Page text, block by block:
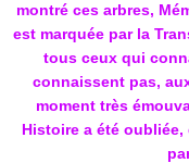
montré ces arbres,
est marquée par la
tous ceux qui
connaissent pas,
moment très
Histoire a été